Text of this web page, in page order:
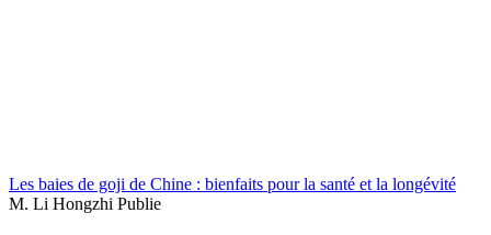
Les baies de goji de Chine : bienfaits pour la santé et la longévité
M. Li Hongzhi Publie